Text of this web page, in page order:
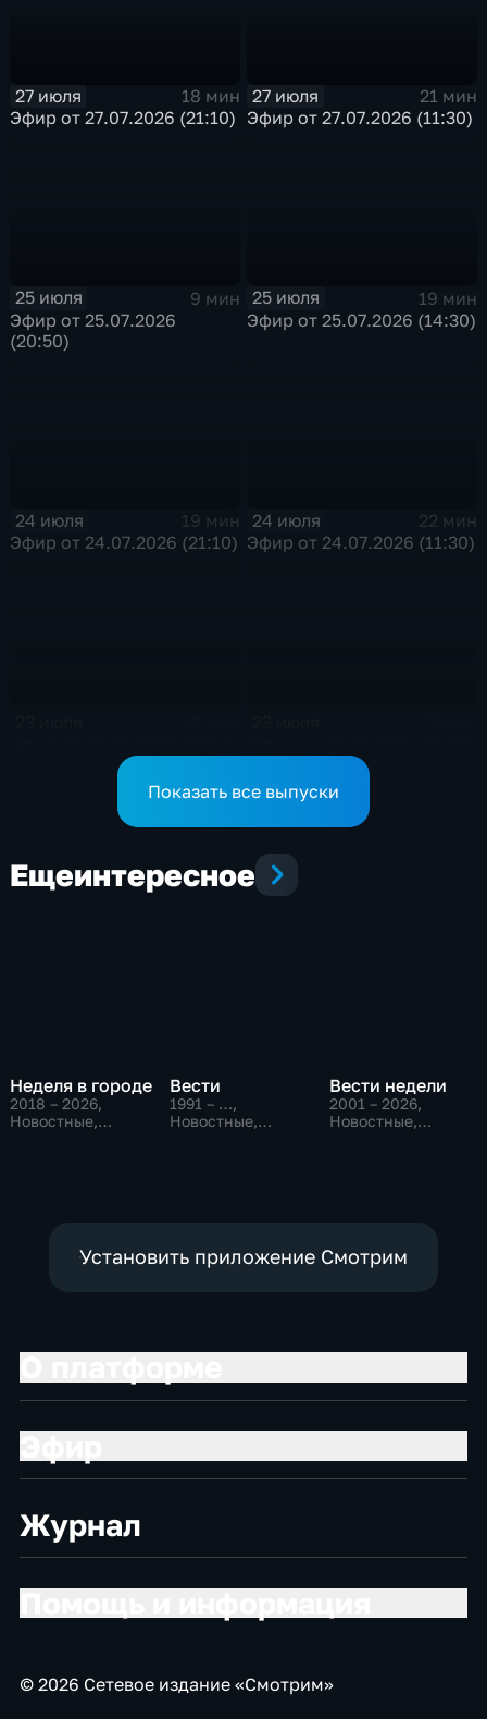
27 июля
18 мин
Эфир от 27.07.2026 (21:10)
27 июля
21 мин
Эфир от 27.07.2026 (11:30)
25 июля
9 мин
Эфир от 25.07.2026
(20:50)
25 июля
19 мин
Эфир от 25.07.2026 (14:30)
24 июля
19 мин
Эфир от 24.07.2026 (21:10)
24 июля
22 мин
Эфир от 24.07.2026 (11:30)
Показать все выпуски
Ещеинтересное
Неделя в городе
2018 – 2026,
Новостные,
Вести
1991 – …,
Новостные,
Вести недели
2001 – 2026,
Новостные,
Установить приложение Смотрим
Журнал
© 2026 Сетевое издание «Смотрим»